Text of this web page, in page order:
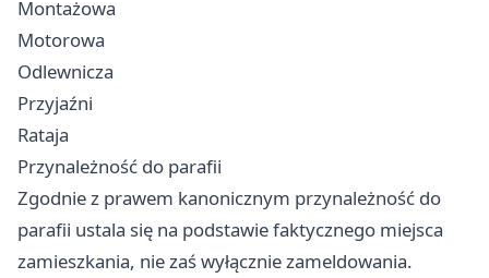
Montażowa
Motorowa
Odlewnicza
Przyjaźni
Rataja
Przynależność do parafii
Zgodnie z prawem kanonicznym przynależność do
parafii ustala się na podstawie faktycznego miejsca
zamieszkania, nie zaś wyłącznie zameldowania.